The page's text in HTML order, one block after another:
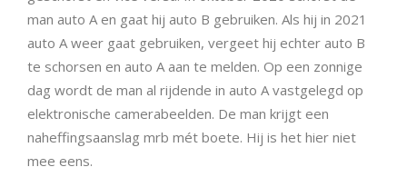
man auto A en gaat hij auto B gebruiken. Als hij in 2021
auto A weer gaat gebruiken, vergeet hij echter auto B
te schorsen en auto A aan te melden. Op een zonnige
dag wordt de man al rijdende in auto A vastgelegd op
elektronische camerabeelden. De man krijgt een
naheffingsaanslag mrb mét boete. Hij is het hier niet
mee eens.